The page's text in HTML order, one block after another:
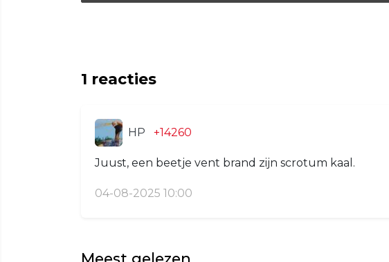
1 reacties
HP +14260
Juust, een beetje vent brand zijn scrotum kaal.
04-08-2025 10:00